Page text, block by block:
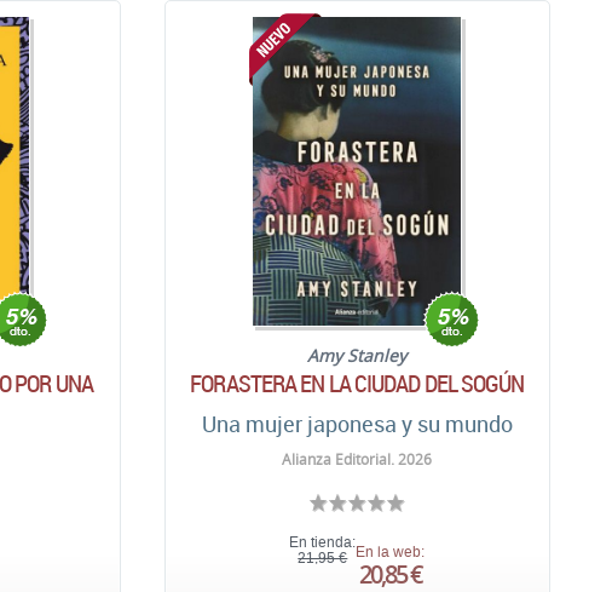
POR UNA
Amy Stanley
FORASTERA EN LA CIUDAD DEL SOGÚN
Una mujer japonesa y su mundo
Alianza Editorial. 2026
En tienda:
21,95 €
En la web:
20,85 €